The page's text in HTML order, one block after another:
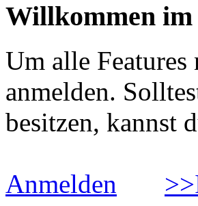
Willkommen
Um alle
anmelden.
besitzen, kannst
Anmelden